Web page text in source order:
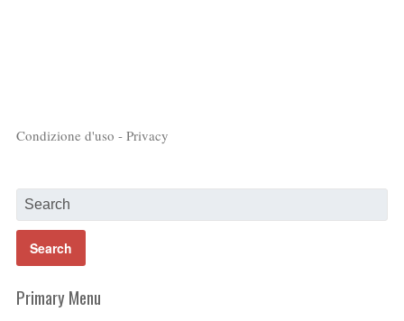
Condizione d'uso - Privacy
Primary Menu